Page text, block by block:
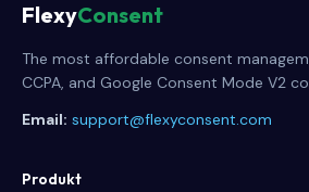
FlexyConsent
The most affordable consent
CCPA, and Google Consent Mode V2
Email: support@flexyconsent.com
Produkt